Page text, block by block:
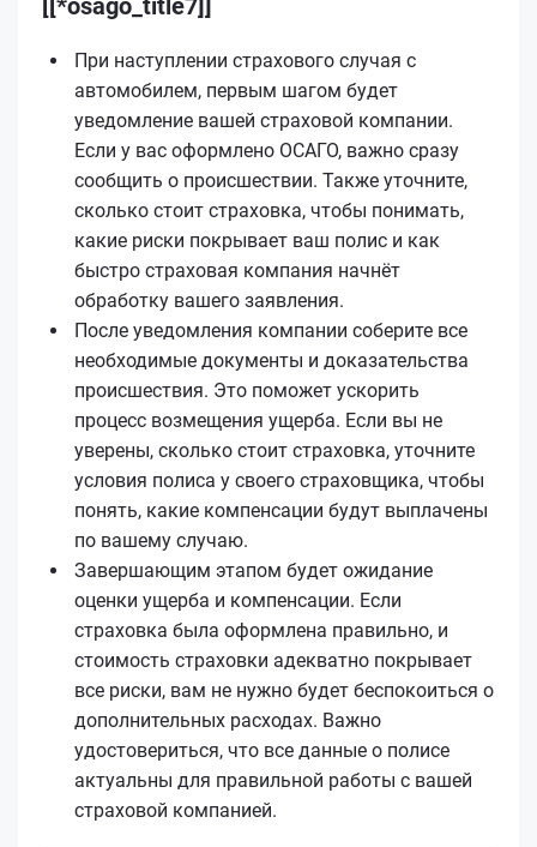
При наступлении страхового случая с
автомобилем, первым шагом будет
уведомление вашей страховой компании.
Если у вас оформлено ОСАГО, важно сразу
сообщить о происшествии. Также уточните,
сколько стоит страховка, чтобы понимать,
какие риски покрывает ваш полис и как
быстро страховая компания начнёт
обработку вашего заявления.
После уведомления компании соберите все
необходимые документы и доказательства
происшествия. Это поможет ускорить
процесс возмещения ущерба. Если вы не
уверены, сколько стоит страховка, уточните
условия полиса у своего страховщика, чтобы
понять, какие компенсации будут выплачены
по вашему случаю.
Завершающим этапом будет ожидание
оценки ущерба и компенсации. Если
страховка была оформлена правильно, и
стоимость страховки адекватно покрывает
все риски, вам не нужно будет беспокоиться о
дополнительных расходах. Важно
удостовериться, что все данные о полисе
актуальны для правильной работы с вашей
страховой компанией.